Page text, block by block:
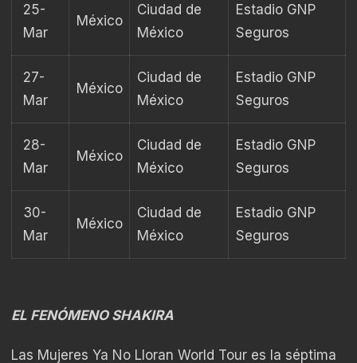
25-
Mar
México
Ciudad de
México
Estadio GNP
Seguros
27-
Mar
México
Ciudad de
México
Estadio GNP
Seguros
28-
Mar
México
Ciudad de
México
Estadio GNP
Seguros
30-
Mar
México
Ciudad de
México
Estadio GNP
Seguros
EL FENÓMENO SHAKIRA
Las Mujeres Ya No Lloran World Tour es la séptima